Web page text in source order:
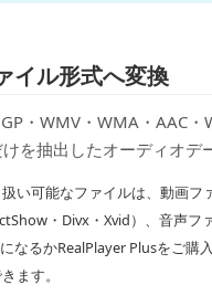
イル形式へ変換
・WMV・WMA・AAC
を抽出したオーディオ
い可能なファイルは、動画
・Divx・Xvid）、音声
なるかRealPlayer Plusをご購
ます。